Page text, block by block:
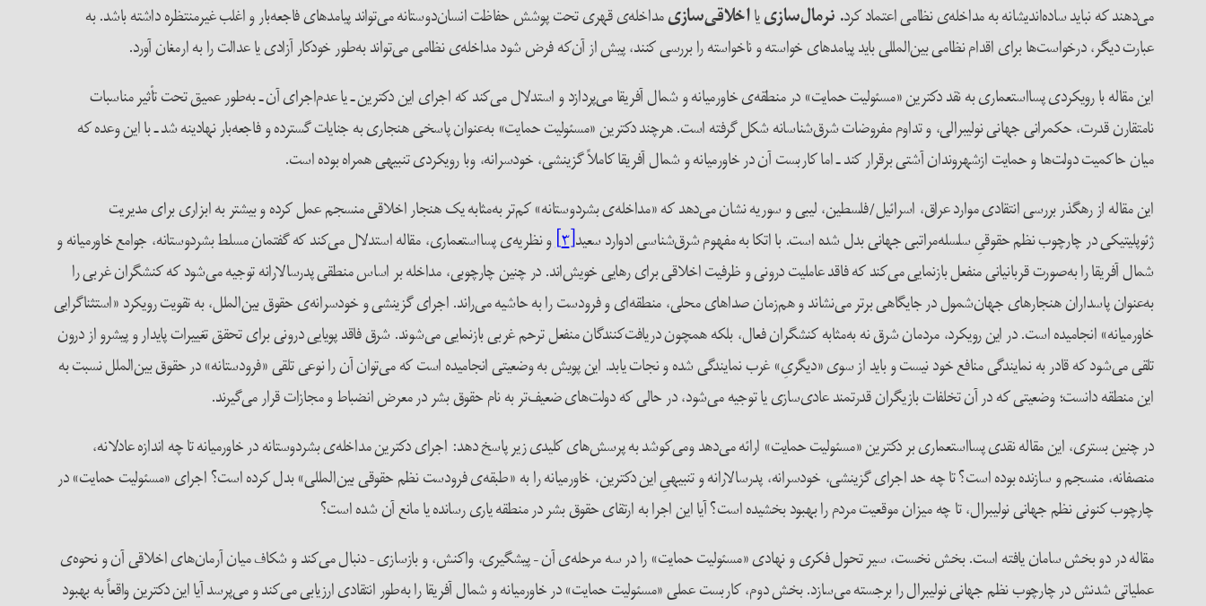
می‌دهند که نباید ساده‌اندیشانه به مداخله‌ی نظامی اعتماد کرد. نرمال‌سازییااخلاقی‌سازیمداخله‌ی قهری تحت پوشش حفاظت انسان‌دوستانه می‌تواند پیامدهای فاجعه‌بار و اغلب غیرمنتظره داشته باشد. به
عبارت دیگر، درخواست‌ها برای اقدام نظامی بین‌المللی باید پیامدهای خواسته و ناخواسته را بررسی کنند، پیش از آن‌که فرض شود مداخله‌ی نظامی می‌تواند به‌طور خودکار آزادی یا عدالت را به ارمغان آورد.
این مقاله با رویکردی پسااستعماری به نقد دکترین «مسئولیت حمایت» در منطقه‌ی خاورمیانه و شمال آفریقا می‌پردازد و استدلال می‌کند که اجرای این دکترین ـ یا عدم‌اجرای آن ـ به‌طور عمیق تحت تأثیر مناسبات
نامتقارن قدرت، حکمرانی جهانی نولیبرالی، و تداوم مفروضات شرق‌شناسانه شکل گرفته است. هرچند دکترین «مسئولیت حمایت» به‌عنوان پاسخی هنجاری به جنایات گسترده و فاجعه‌بار نهادینه شد ـ با این وعده که
میان حاکمیت دولت‌ها و حمایت ازشهروندان آشتی برقرار کند ـ اما کاربست آن در خاورمیانه و شمال آفریقا کاملاً گزینشی، خودسرانه، وبا رویکردی تنبیهی همراه بوده است.
این مقاله از رهگذر بررسی انتقادی موارد عراق، اسرائیل/فلسطین، لیبی و سوریه نشان می‌دهد که «مداخله‌ی بشردوستانه» کم‌تر به‌مثابه یک هنجار اخلاقی منسجم عمل کرده و بیشتر به ابزاری برای مدیریت
ژئوپلیتیکی در چارچوب نظم حقوقیِ سلسله‌مراتبی جهانی بدل شده است. با اتکا به مفهوم شرق‌شناسی ادوارد سعید[۳] و نظریه‌ی پسااستعماری، مقاله استدلال می‌کند که گفتمان مسلط بشردوستانه، جوامع خاورمیانه و
شمال آفریقا را به‌صورت قربانیانی منفعل بازنمایی می‌کند که فاقد عاملیت درونی و ظرفیت اخلاقی برای رهایی خویش‌اند. در چنین چارچوبی، مداخله بر اساس منطقی پدرسالارانه توجیه می‌شود که کنشگران غربی را
به‌عنوان پاسداران هنجارهای جهان‌شمول در جایگاهی برتر می‌نشاند و هم‌زمان صداهای محلی، منطقه‌ای و فرودست را به حاشیه می‌راند. اجرای گزینشی و خودسرانه‌ی حقوق بین‌الملل، به تقویت رویکرد «استثناگرایی
خاورمیانه» انجامیده است. در این رویکرد، مردمان شرق نه به‌مثابه کنشگران فعال، بلکه همچون دریافت‌کنندگان منفعل ترحم غربی بازنمایی می‌شوند. شرق فاقد پویایی درونی برای تحقق تغییرات پایدار و پیشرو از درون
تلقی می‌شود که قادر به نمایندگی منافع خود نیست و باید از سوی «دیگریِ» غرب نمایندگی شده و نجات یابد. این پویش به وضعیتی انجامیده است که می‌توان آن را نوعی تلقی «‌فرودستانه» در حقوق بین‌الملل نسبت به
این منطقه دانست؛ وضعیتی که در آن تخلفات بازیگران قدرتمند عادی‌سازی یا توجیه می‌شود، در حالی که دولت‌های ضعیف‌تر به نام حقوق بشر در معرض انضباط و مجازات قرار می‌گیرند.
در چنین بستری، این مقاله نقدی پسااستعماری بر دکترین «مسئولیت حمایت» ارائه می‌دهد ومی‌کوشد به پرسش‌های کلیدی زیر پاسخ دهد: اجرای دکترین مداخله‌ی بشردوستانه در خاورمیانه تا چه اندازه عادلانه،
منصفانه، منسجم و سازنده بوده است؟ تا چه حد اجرای گزینشی، خودسرانه، پدرسالارانه و تنبیهیِ این دکترین، خاورمیانه را به «طبقه‌ی فرودست نظم حقوقی بین‌المللی» بدل کرده است؟ اجرای «مسئولیت حمایت» در
چارچوب کنونی نظم جهانی نولیبرال، تا چه میزان موقعیت مردم را بهبود بخشیده است؟ آیا این اجرا به ارتقای حقوق بشر در منطقه یاری رسانده یا مانع آن شده است؟
مقاله در دو بخش سامان یافته است. بخش نخست، سیر تحول فکری و نهادی «مسئولیت حمایت» را در سه مرحله‌‎ی آن – پیشگیری، واکنش، و بازسازی – دنبال می‌کند و شکاف میان آرمان‌های اخلاقی آن و نحوه‌ی
عملیاتی شدنش در چارچوب نظم جهانی نولیبرال را برجسته می‌سازد. بخش دوم، کاربست عملی «مسئولیت حمایت» در خاورمیانه و شمال آفریقا را به‌طور انتقادی ارزیابی می‌کند و می‌پرسد آیا این دکترین واقعاً به بهبود